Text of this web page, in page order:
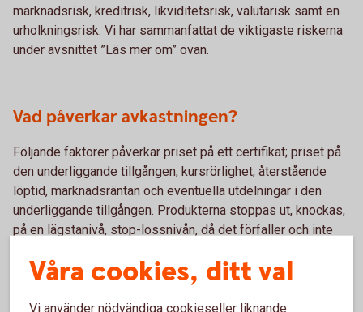
marknadsrisk, kreditrisk, likviditetsrisk, valutarisk samt en
urholkningsrisk. Vi har sammanfattat de viktigaste riskerna
under avsnittet ”Läs mer om” ovan.
Vad påverkar avkastningen?
Följande faktorer påverkar priset på ett certifikat; priset på
den underliggande tillgången, kursrörlighet, återstående
löptid, marknadsräntan och eventuella utdelningar i den
underliggande tillgången. Produkterna stoppas ut, knockas,
på en lägstanivå, stop-lossnivån, då det förfaller och inte
motsatt riktning till din tro riskerar du att förlora hela eller
delar av ditt investerade kapital. Efter att produkten
stoppas noterar Swedbank ett nytt certifikat så snart som
Våra cookies, ditt val
Vi använder nödvändiga cookieseller liknande